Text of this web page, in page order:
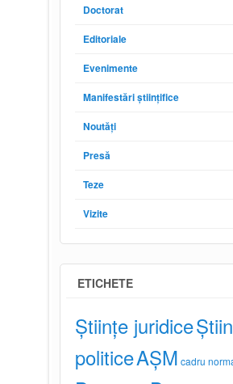
Doctorat
Editoriale
Evenimente
Manifestări științifice
Noutăți
Presă
Teze
Vizite
ETICHETE
Științe juridice
politiceAȘM cadru